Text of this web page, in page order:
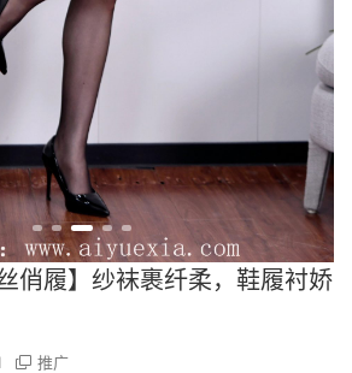
俏履】纱袜裹纤柔，鞋履衬娇
推广